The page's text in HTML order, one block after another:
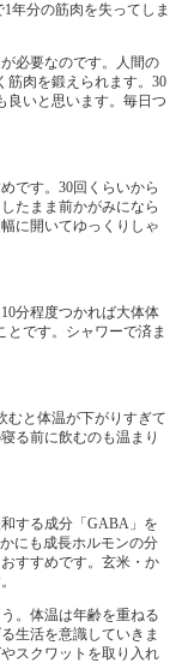
年分の筋肉を失ってしま
必要なのです。人間の
筋肉を鍛えられます。30
良いと思います。毎日つ
です。30回くらいから
たまま前かがみになら
に開いてゆっくりしゃ
分程度つかれば大体体
とです。シャワーで済ま
むと体温が下がりすぎて
る前に飲むのも温まり
する成分「GABA」を
にも成長ホルモンの分
すすめです。玄米・か
。体温は年齢を重ねる
生活を意識していきま
スクワットを取り入れ